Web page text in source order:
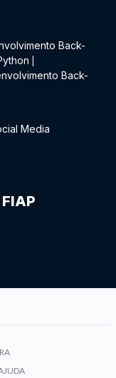
Back-
Back-
Media